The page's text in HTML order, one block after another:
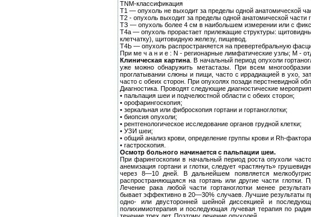
ΤΝΜ-классификация
Т1 — опухоль не выходит за пределы одной анатомической
Т2 - опухоль выходит за пределы одной анатомической части
ТЗ — опухоль более 4 см в наибольшем измерении или с
Т4а — опухоль прорастает прилежащие структуры:
клетчатку), щитовидную железу, пищевод.
Т4Ь — опухоль распространяется на превертебральную
При ме ч а н и е : N - регионарные лимфатические узлы; М -
Клиническая картина. В начальный период опухоли
уже можно обнаружить метастазы. При всем
проглатывании слюны и пищи, часто с иррадиацией в ухо,
часто с обеих сторон. При опухолях позади перстневидной
Диагностика. Проводят следующие диагностические
• пальпация шеи и подчелюстной области с обеих сторон;
• орофарингоскопия;
• зеркальная или фиброскопия гортани и гортаноглотки;
• биопсия опухоли;
• рентгенологическое исследование органов грудной клетки;
• УЗИ шеи;
• общий анализ крови, определение группы крови и Rh-
• гастроскопия.
Осмотр больного начинается с пальпации шеи.
При фарингоскопии в начальный период роста опухоли
анемизация гортани и глотки, следует «растянуть»
через 8—10 дней. В дальнейшем появляется
распространяющаяся на гортань или другие части
Лечение рака любой части гортаноглотки менее
бывает эффективно в 20—30% случаев. Лучшие результаты
одно- или двусторонней шейной диссекцией и
полихимиотерапия и последующая лучевая терапия по